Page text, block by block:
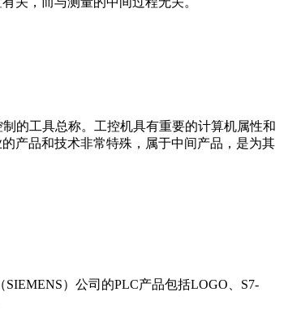
的工具总称。工控机具有重要的计算机属性和
产品和技术非常特殊，属于中间产品，是为其
）公司的PLC产品包括LOGO、S7-